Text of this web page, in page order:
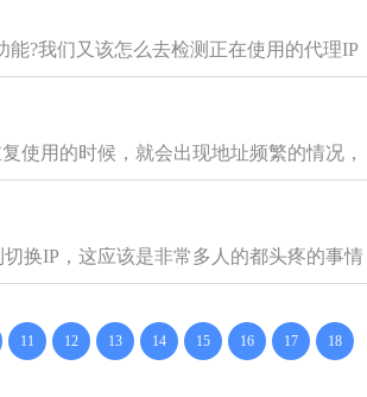
?我们又该怎么去检测正在使用的代理IP
使用的时候，就会出现地址频繁的情况，
换IP，这应该是非常多人的都头疼的事情
11 12 13 14 15 16 17 18